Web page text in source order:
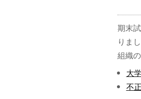
期末
りま
組織
大
不